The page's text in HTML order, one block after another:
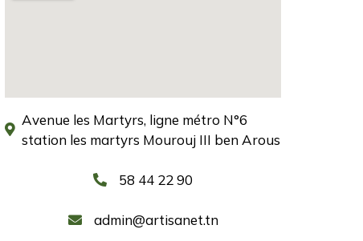
Avenue les Martyrs, ligne métro N°6
station les martyrs Mourouj III ben Arous
58 44 22 90
admin@artisanet.tn